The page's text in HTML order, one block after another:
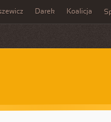
Darek Koalicja